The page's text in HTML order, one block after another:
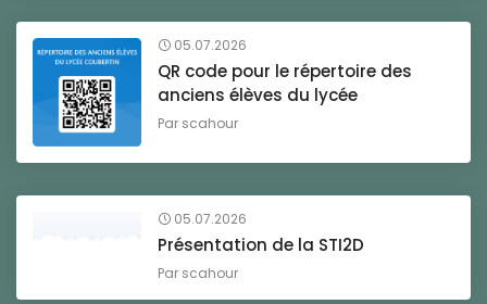
05.07.2026
QR code pour le répertoire des
anciens élèves du lycée
Par scahour
05.07.2026
Présentation de la STI2D
Par scahour